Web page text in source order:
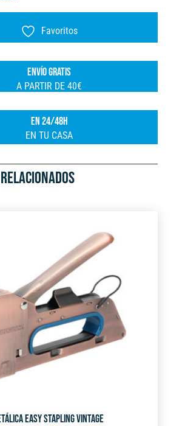
Favoritos
ENVÍO GRATIS
A PARTIR DE 40€
EN 24/48H
EN TU CASA
EASY STAPLING VINTAGE